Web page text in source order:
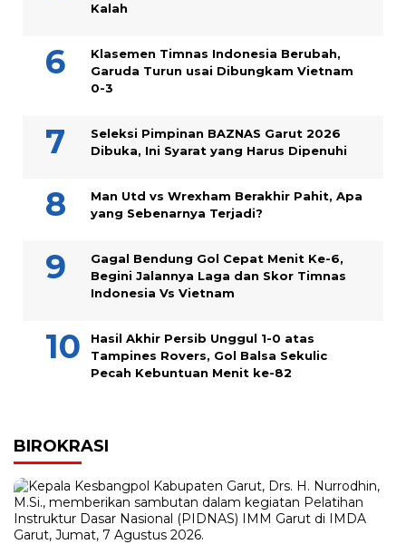
Kalah
Klasemen Timnas Indonesia Berubah,
Garuda Turun usai Dibungkam Vietnam
0-3
Seleksi Pimpinan BAZNAS Garut 2026
Dibuka, Ini Syarat yang Harus Dipenuhi
Man Utd vs Wrexham Berakhir Pahit, Apa
yang Sebenarnya Terjadi?
Gagal Bendung Gol Cepat Menit Ke-6,
Begini Jalannya Laga dan Skor Timnas
Indonesia Vs Vietnam
Hasil Akhir Persib Unggul 1-0 atas
Tampines Rovers, Gol Balsa Sekulic
Pecah Kebuntuan Menit ke-82
BIROKRASI